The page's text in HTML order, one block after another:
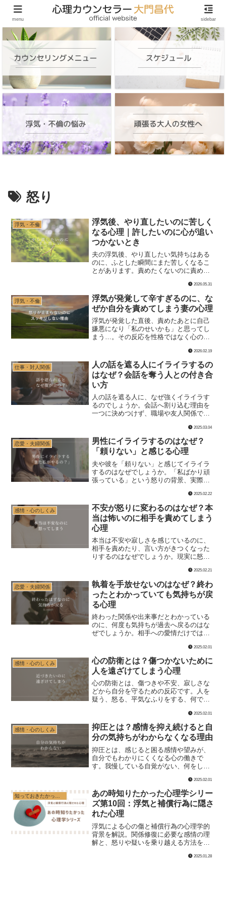
頑張る大人の女性のためのオンラインカウンセリング
怒り
浮気・不倫
浮気後、やり直したいのに苦しく
なる心理｜許したいのに心が追い
つかないとき
夫の浮気後、やり直したい気持ちはある
のに、ふとした瞬間にまた苦しくなるこ
とがあります。責めたくないのに責めて
れない、許したいのに心が追いつかな
い。再構築中に起こる心の葛藤を解説し
ます。
2026.05.31
浮気・不倫
浮気が発覚して辛すぎるのに、な
ぜか自分を責めてしまう妻の心理
浮気が発覚した直後、責めたあとに自己
嫌悪になり「私のせいかも」と思ってし
まう…。その反応を性格ではなく心の順
い気持ち」と悲しみ、回復の土台づくり
まで。
2026.02.19
仕事・対人関係
人の話を遮る人にイライラするの
はなぜ？会話を奪う人との付き合
い方
人の話を遮る人に、なぜ強くイライラす
るのでしょうか。会話へ割り込む理由を
一つに決めつけず、職場や友人関係で話
2025.03.04
恋愛・夫婦関係
男性にイライラするのはなぜ？
「頼りない」と感じる心理
夫や彼を「頼りない」と感じてイライラ
するのはなぜでしょうか。「私ばかり頑
張っている」という怒りの背景、実際の
や具体的な伝え方を解説します。
2025.02.22
感情・心のしくみ
不安が怒りに変わるのはなぜ？本
当は怖いのに相手を責めてしまう
心理
本当は不安や寂しさを感じているのに、
相手を責めたり、言い方がきつくなった
りするのはなぜでしょうか。現実に怒る
2025.02.21
恋愛・夫婦関係
執着を手放せないのはなぜ？終わ
ったとわかっていても気持ちが戻
る心理
終わった関係や出来事だとわかっている
のに、何度も気持ちが過去へ戻るのはな
ぜでしょうか。相手への愛情だけではな
努力、説明や謝罪を待つ心理を解説しま
す。
2025.02.01
感情・心のしくみ
心の防衛とは？傷つかないために
人を遠ざけてしまう心理
心の防衛とは、傷つきや不安、寂しさな
どから自分を守るための反応です。人を
疑う、怒る、平気なふりをする、何でも
2025.02.01
感情・心のしくみ
抑圧とは？感情を抑え続けると自
分の気持ちがわからなくなる理由
抑圧とは、感じると困る感情や望みが、
自分でもわかりにくくなる心の働きで
す。我慢している自覚がない、何をした
理由と、自分の感情を確認する方法を解
説します。
2025.02.01
知っておきたかった心理学
あの時知りたかった心理学シリー
ズ第10回：浮気と補償行為に隠さ
れた心理
浮気による心の傷と補償行為の心理学的
背景を解説。関係修復に必要な感情の理
解と、怒りや疑いを乗り越える方法を心
2025.01.28
menu sidebar